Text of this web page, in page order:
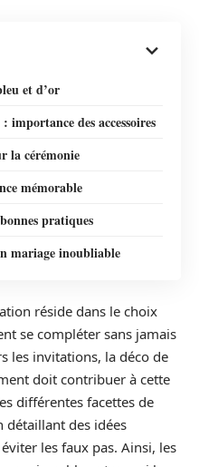
et d’or
des accessoires
la cérémonie
mémorable
pratiques
mariage inoubliable
réside dans le choix
se compléter sans jamais
les invitations, la déco de
doit contribuer à cette
différentes facettes de
détaillant des idées
les faux pas. Ainsi, les